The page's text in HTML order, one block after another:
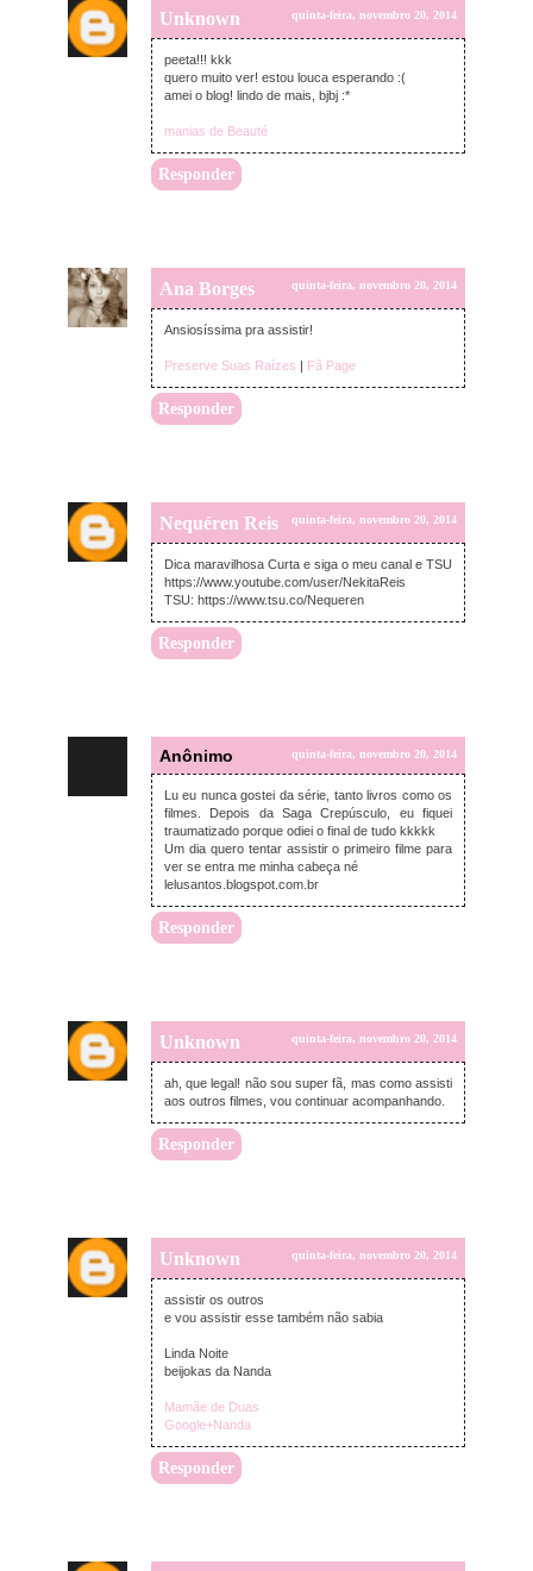
Unknown quinta-feira, novembro 20, 2014
peeta!!! kkk
quero muito ver! estou louca esperando :(
amei o blog! lindo de mais, bjbj :*
manias de Beauté
Responder
Ana Borges quinta-feira, novembro 20, 2014
Ansiosíssima pra assistir!
Preserve Suas Raízes Fã Page
Responder
Nequéren Reis quinta-feira, novembro 20, 2014
Dica maravilhosa Curta e siga o meu canal e TSU
https://www.youtube.com/user/NekitaReis
TSU: https://www.tsu.co/Nequeren
Responder
Anônimo quinta-feira, novembro 20, 2014
Lu eu nunca gostei da série, tanto livros como os
filmes. Depois da Saga Crepúsculo, eu fiquei
traumatizado porque odiei o final de tudo kkkkk
Um dia quero tentar assistir o primeiro filme para
ver se entra me minha cabeça né
lelusantos.blogspot.com.br
Responder
Unknown quinta-feira, novembro 20, 2014
ah, que legal! não sou super fã, mas como assisti
aos outros filmes, vou continuar acompanhando.
Responder
Unknown quinta-feira, novembro 20, 2014
assistir os outros
e vou assistir esse também não sabia
Linda Noite
beijokas da Nanda
Mamãe de Duas
Google+Nanda
Responder